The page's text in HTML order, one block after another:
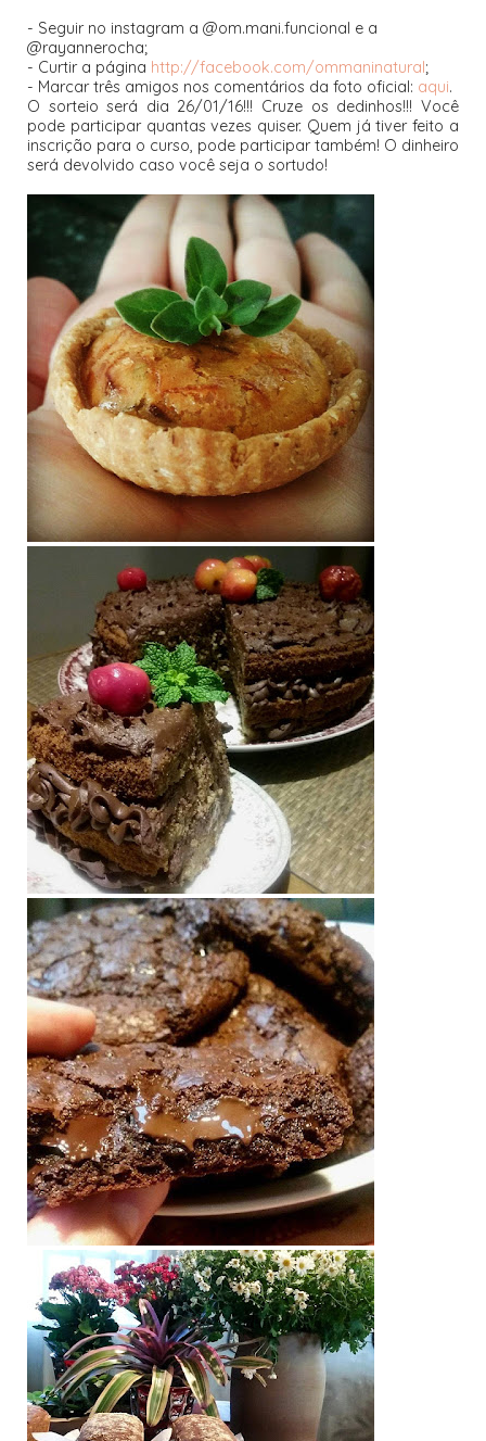
- Seguir no instagram a @om.mani.funcional e a
@rayannerocha;
- Curtir a página http://facebook.com/ommaninatural;
- Marcar três amigos nos comentários da foto oficial: aqui.
O sorteio será dia 26/01/16!!! Cruze os dedinhos!!! Você
pode participar quantas vezes quiser. Quem já tiver feito a
inscrição para o curso, pode participar também! O dinheiro
será devolvido caso você seja o sortudo!